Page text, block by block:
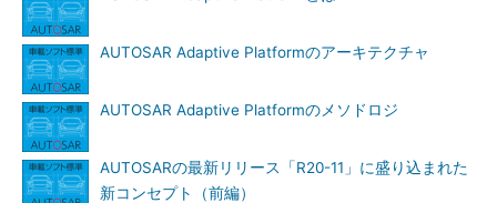
AUTOSAR Adaptive Platformのアーキテクチャ
AUTOSAR Adaptive Platformのメソドロジ
AUTOSARの最新リリース「R20-11」に盛り込まれた
新コンセプト（前編）